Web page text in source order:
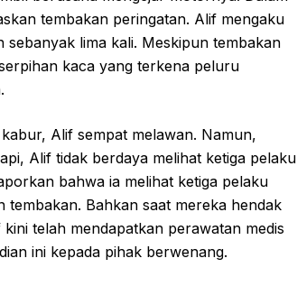
tembakan peringatan. Alif mengaku
lima kali. Meskipun tembakan
kaca yang terkena peluru
Alif sempat melawan. Namun,
Alif tidak berdaya melihat ketiga pelaku
bahwa ia melihat ketiga pelaku
tembakan. Bahkan saat mereka hendak
telah mendapatkan perawatan medis
ini kepada pihak berwenang.